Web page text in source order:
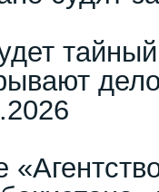
тайный